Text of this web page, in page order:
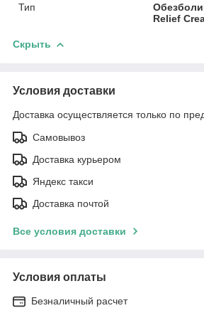
Тип
Relief
Скрыть
Условия доставки
Доставка осуществляется только по
Самовывоз
Доставка курьером
Яндекс такси
Доставка почтой
Все условия доставки
Условия оплаты
Безналичный расчет